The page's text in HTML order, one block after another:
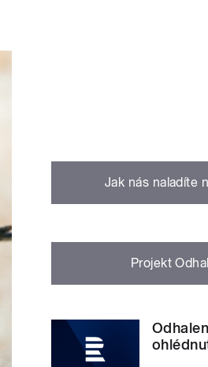
Jak nás naladíte
Projekt